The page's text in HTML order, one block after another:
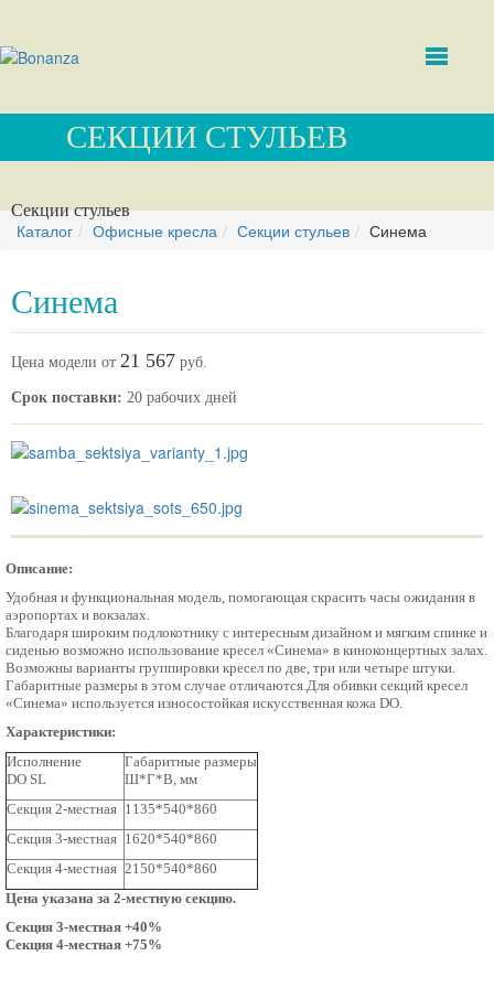
СЕКЦИИ СТУЛЬЕВ
Секции стульев
Каталог Офисные кресла Секции стульев Синема
Синема
Цена модели от 21 567 руб.
Срок поставки: 20 рабочих дней
Описание:
Удобная и функциональная модель, помогающая скрасить часы ожидания в
аэропортах и вокзалах.
Благодаря широким подлокотнику с интересным дизайном и мягким спинке и
сиденью возможно использование кресел «Синема» в киноконцертных залах.
Возможны варианты группировки кресел по две, три или четыре штуки.
Габаритные размеры в этом случае отличаются.Для обивки секций кресел
«Синема» используется износостойкая искусственная кожа DO.
Характеристики:
Исполнение
DO SL
Габаритные размеры
Ш*Г*В, мм
Секция 2-местная 1135*540*860
Секция 3-местная 1620*540*860
Секция 4-местная 2150*540*860
Цена указана за 2-местную секцию.
Секция 3-местная +40%
Секция 4-местная +75%